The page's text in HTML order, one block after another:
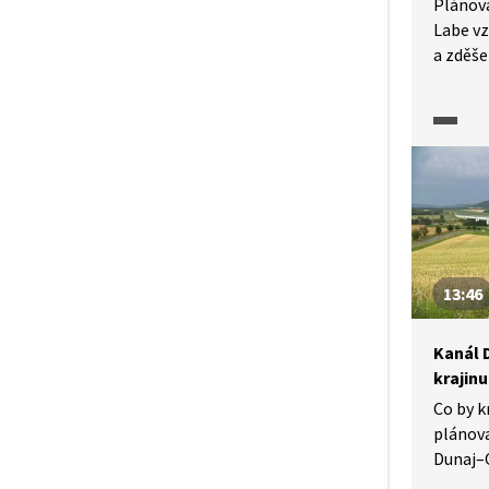
Labe
a
stavby.
na
V
možné
13:46
Kanál
krajinu
Co by